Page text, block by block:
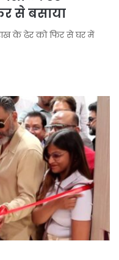
से बसाया
के ढेर को फिर से घर में